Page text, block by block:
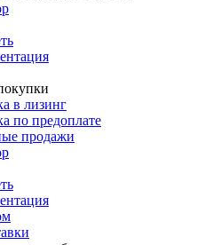
в лизинг
по предоплате
продажи